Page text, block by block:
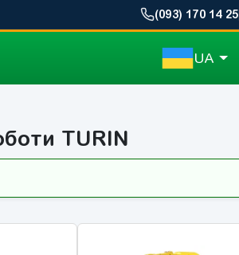
(093) 170 14 25
UA
TURIN